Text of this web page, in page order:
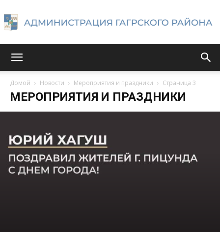
Гагрского
Домой Новости Мероприятия и праздники Страница 3
МЕРОПРИЯТИЯ И ПРАЗДНИКИ